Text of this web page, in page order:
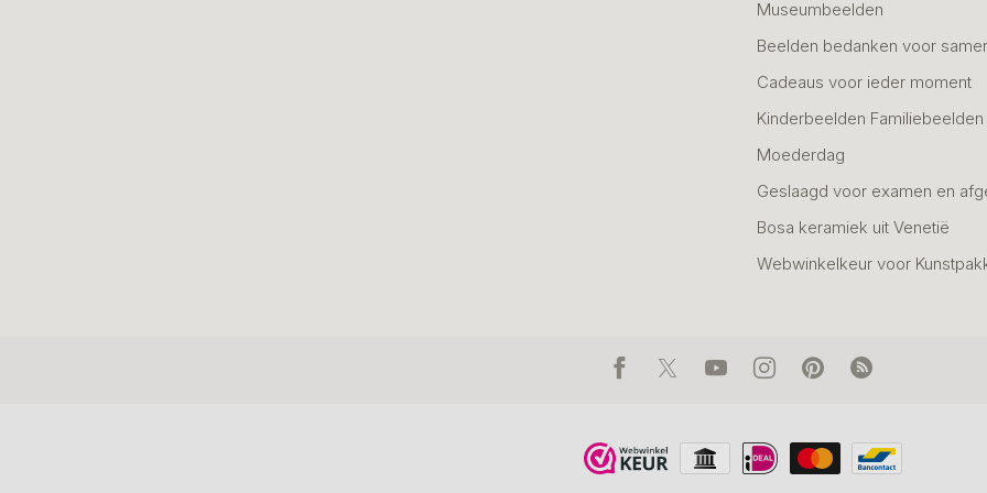
Museumbeelden
Beelden bedanken voor
Cadeaus voor ieder moment
Kinderbeelden Familiebeelden
Moederdag
Geslaagd voor examen en
Bosa keramiek uit Venetië
Webwinkelkeur voor